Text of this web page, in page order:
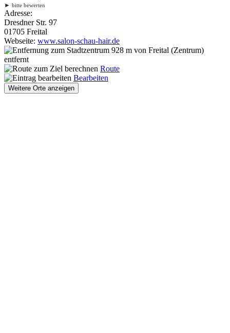
► bitte bewerten
Adresse:
Dresdner Str. 97
01705 Freital
Webseite: www.salon-schau-hair.de
928 m von Freital (Zentrum)
entfernt
Route
Bearbeiten
Weitere Orte anzeigen